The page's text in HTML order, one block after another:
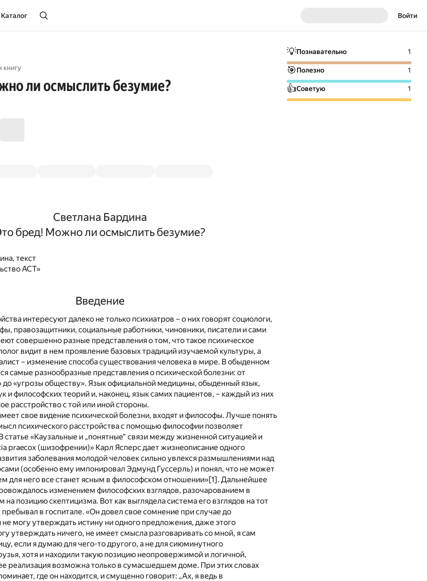
Каталог Войти
книгу
ли осмыслить безумие?
Светлана Бардина
бред! Можно ли осмыслить безумие?
текст
АСТ»
Введение
интересуют далеко не только психиатров – о них говорят социологи,
правозащитники, социальные работники, чиновники, писатели и сами
совершенно разные представления о том, что такое психическое
видит в нем проявление базовых традиций изучаемой культуры, а
– изменение способа существования человека в мире. В обыденном
самые разнообразные представления о психической болезни: от
до «угрозы обществу». Язык официальной медицины, обыденный язык,
и философских теорий и, наконец, язык самих пациентов, – каждый из них
расстройство с той или иной стороны.
свое видение психической болезни, входят и философы. Лучше понять
психического расстройства с помощью философии позволяет
«Каузальные и „понятные“ связи между жизненной ситуацией и
praecox (шизофрении)» Карл Ясперс дает жизнеописание одного
заболевания молодой человек сильно увлекся размышлениями над
(особенно ему импонировал Эдмунд Гуссерль) и понял, что не может
для него все станет ясным в философском отношении»[1]. Дальнейшее
изменением философских взглядов, разочарованием в
на позицию скептицизма. Вот как выглядела система его взглядов на тот
в госпитале. «Он довел свое сомнение при случае до
не могу утверждать истину ни одного предложения, даже этого
утверждать ничего, не имеет смысла разговаривать со мной, я сам
если я думаю для чего-то другого, а не для сиюминутного
хотя и находили такую позицию неопровержимой и логичной,
реализация возможна только в сумасшедшем доме. При этих словах
где он находится, и смущенно говорит: „Ах, я ведь в
💡Познавательно 1
🎯Полезно 1
👍Советую 1